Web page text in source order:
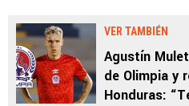
VER TAMBIÉN
Agustín
de Olimpia y
Honduras: